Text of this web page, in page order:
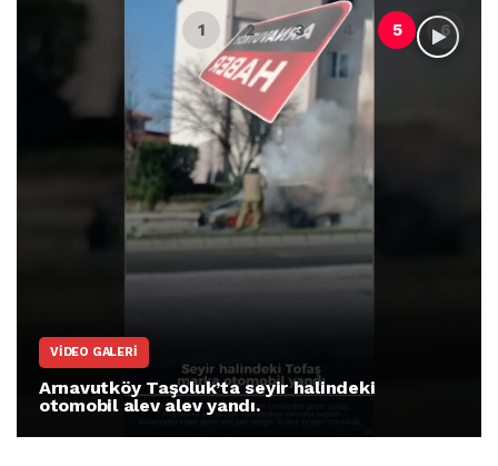
VIDEO GALERI
Arnavutköy Taşoluk’ta seyir halindeki
otomobil alev alev yandı.